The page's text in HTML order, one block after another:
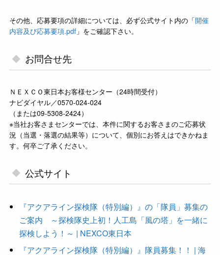
その他、応募要項の詳細については、必ず公式サイト内の「開催
内容及び応募要項.pdf 」をご確認下さい。
お問合せ先
ＮＥＸＣＯ東日本お客様センター（24時間受付）
ナビダイヤル／0570-024-024
（または09-5308-2424）
※当社お客さまセンターでは、本件に関するお客さまのご応募状
況（当選・落選の結果等）について、個別にお答えはできかねま
す。何卒ご了承ください。
公式サイト
『アクアライン探検隊（特別編）』の「隊員」募集の
ご案内 ～探検隊史上初！人工島「風の塔」を一緒に
探検しよう！～ | NEXCO東日本
『アクアライン探検隊（特別編）』隊員募集！！ | 海